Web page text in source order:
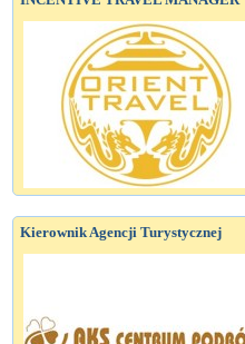
Kierownik Agencji Turystycznej